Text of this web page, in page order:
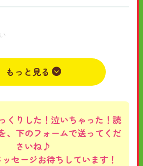
すーっはーすーっはー
男
もっと見る
くりした！泣いちゃった！読
、下のフォームで送ってくだ
さいね♪
セージお待ちしています！